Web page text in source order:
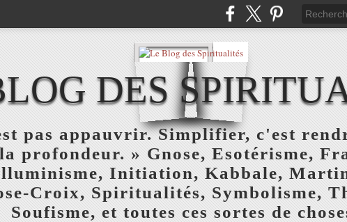
DES
pas appauvrir. Simplifier, c'est
profondeur. » Gnose, Esotérisme,
Initiation, Kabbale,
Croix, Spiritualités, Symbolisme,
Soufisme, et toutes ces sortes de